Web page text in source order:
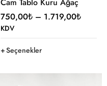
750,00₺ – 1.719,00₺
KDV
Seçenekler